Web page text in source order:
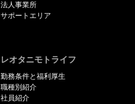
法人事業所
サポートエリア
レオタニモトライフ
勤務条件と福利厚生
職種別紹介
社員紹介